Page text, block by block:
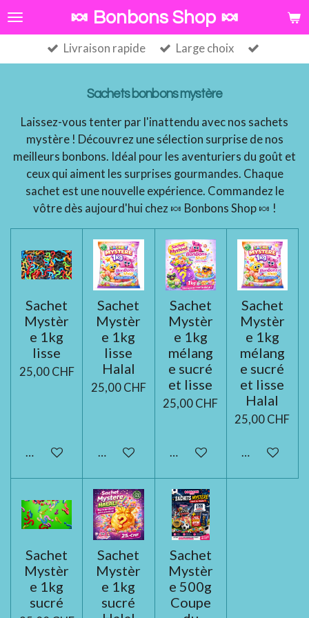
Passer
au
contenu
principal
🍬 Bonbons Shop 🍬
Livraison rapide Large choix
Sachets bonbons mystère
Laissez-vous tenter par l'inattendu avec nos sachets
mystère ! Découvrez une sélection surprise de nos
meilleurs bonbons. Idéal pour les aventuriers du goût et
ceux qui aiment les surprises gourmandes. Chaque
sachet est une nouvelle expérience. Commandez le
vôtre dès aujourd'hui chez 🍬 Bonbons Shop 🍬 !
Sachet
Mystèr
e 1kg
lisse
25,00 CHF
Ajouter au panier
Sachet
Mystèr
e 1kg
lisse
Halal
25,00 CHF
Ajouter au panier
Sachet
Mystèr
e 1kg
mélang
e sucré
et lisse
25,00 CHF
Ajouter au panier
Sachet
Mystèr
e 1kg
mélang
e sucré
et lisse
Halal
25,00 CHF
Ajouter au
Sachet
Mystèr
e 1kg
sucré
Sachet
Mystèr
e 1kg
sucré
Sachet
Mystèr
e 500g
Coupe